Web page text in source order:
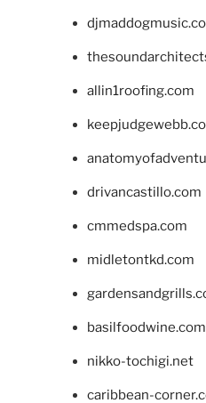
allin1roofing.com
drivancastillo.com
cmmedspa.com
midletontkd.com
basilfoodwine.com
nikko-tochigi.net
caribbean-